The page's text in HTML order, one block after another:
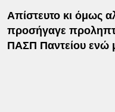
Απίστευτο κι όμως
προσήγαγε
ΠΑΣΠ Παντείου ενώ